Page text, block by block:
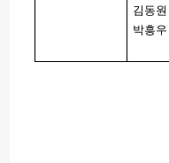
김동원
박흥우